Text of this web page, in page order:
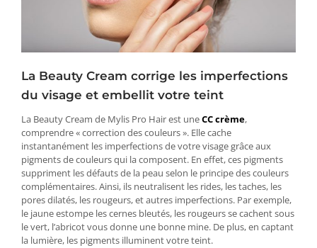
La Beauty Cream corrige les imperfections
du visage et embellit votre teint
La Beauty Cream de Mylis Pro Hair est uneCC crème,
comprendre « correction des couleurs ». Elle cache
instantanément les imperfections de votre visage grâce aux
pigments de couleurs qui la composent. En effet, ces pigments
suppriment les défauts de la peau selon le principe des couleurs
complémentaires. Ainsi, ils neutralisent les rides, les taches, les
pores dilatés, les rougeurs, et autres imperfections. Par exemple,
le jaune estompe les cernes bleutés, les rougeurs se cachent sous
le vert, l’abricot vous donne une bonne mine. De plus, en captant
la lumière, les pigments illuminent votre teint.